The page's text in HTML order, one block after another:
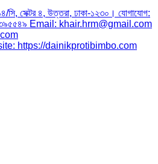
সেক্টর ৪, উত্তরা, ঢাকা-১২৩০। যোগাযোগ:
Email: khair.hrm@gmail.com
https://dainikprotibimbo.com